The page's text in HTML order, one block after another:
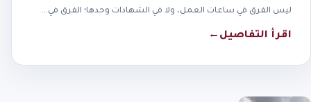
ليس الفرق في ساعات العمل، ولا في الشهادات وحدها؛ الفرق في…
اقرأ التفاصيل ←